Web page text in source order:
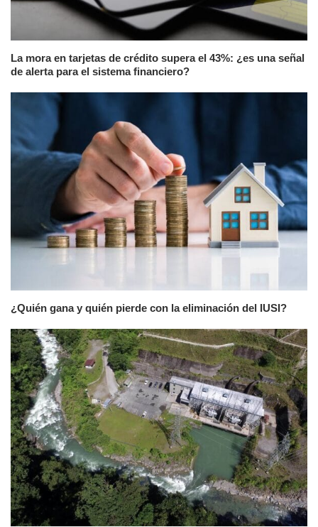
La mora en tarjetas de crédito supera el 43%: ¿es una señal
de alerta para el sistema financiero?
¿Quién gana y quién pierde con la eliminación del IUSI?